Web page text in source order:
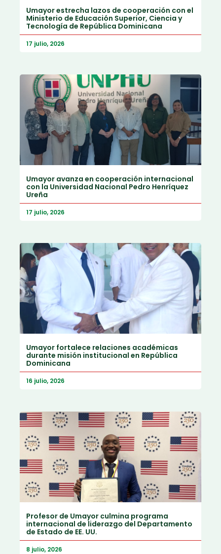
Umayor estrecha lazos de cooperación con el
Ministerio de Educación Superior, Ciencia y
Tecnología de República Dominicana
17 julio, 2026
Umayor avanza en cooperación internacional
con la Universidad Nacional Pedro Henríquez
Ureña
17 julio, 2026
Umayor fortalece relaciones académicas
durante misión institucional en República
Dominicana
16 julio, 2026
Profesor de Umayor culmina programa
internacional de liderazgo del Departamento
de Estado de EE. UU.
8 julio, 2026